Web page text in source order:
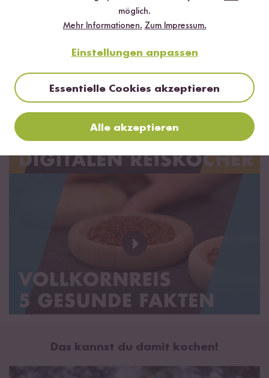
Das kannst du damit kochen!
möglich.
Mehr Informationen. Zum Impressum.
Einstellungen anpassen
Essentielle Cookies akzeptieren
Alle akzeptieren